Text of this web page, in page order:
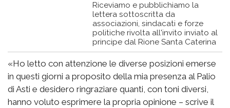
Riceviamo e pubblichiamo la
lettera sottoscritta da
associazioni, sindacati e forze
politiche rivolta all'invito inviato al
principe dal Rione Santa Caterina
«Ho letto con attenzione le diverse posizioni emerse
in questi giorni a proposito della mia presenza al Palio
di Asti e desidero ringraziare quanti, con toni diversi,
hanno voluto esprimere la propria opinione – scrive il